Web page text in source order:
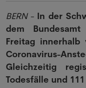
BERN- In der
dem
Freitag innerhalb
Coronavirus-
Gleichzeitig
Todesfälle und